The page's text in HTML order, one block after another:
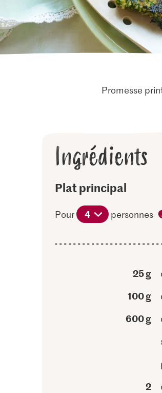
Promesse
Ingrédients
Plat principal
Pour 4 personnes
25 g
100 g
600 g
2